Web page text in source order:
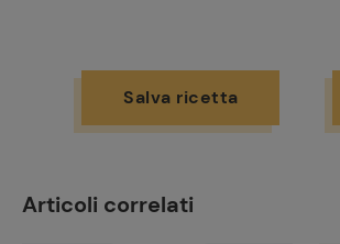
Salva ricetta
Articoli correlati